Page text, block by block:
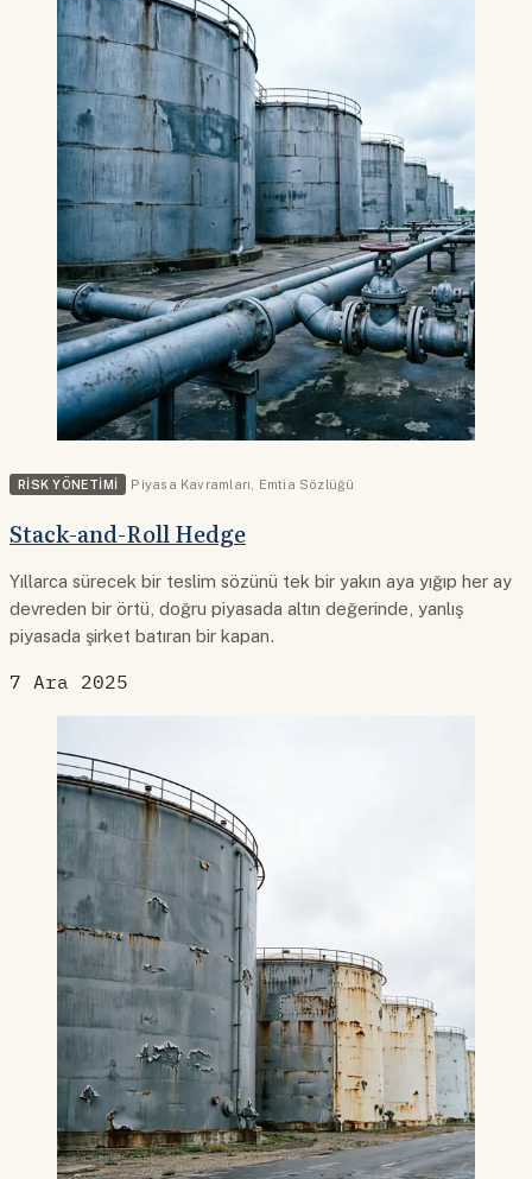
RISK YÖNETIMI Piyasa Kavramları Emtia Sözlüğü
Stack-and-Roll Hedge
Yıllarca sürecek bir teslim sözünü tek bir yakın aya yığıp her ay
devreden bir örtü, doğru piyasada altın değerinde, yanlış
piyasada şirket batıran bir kapan.
7 Ara 2025